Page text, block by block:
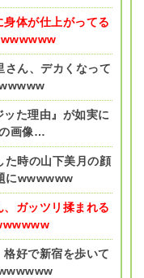
身体が仕上がってる
さん、デカくなって
ッた理由』が如実に
画像…
た時の山下美月の顔
にwwwwww
、ガッツリ揉まれる
格好で新宿を歩いて